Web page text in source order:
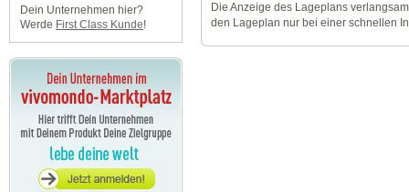
Dein Unternehmen hier?
Werde First Class Kunde!
Die Anzeige des Lageplans
den Lageplan nur bei einer schnellen